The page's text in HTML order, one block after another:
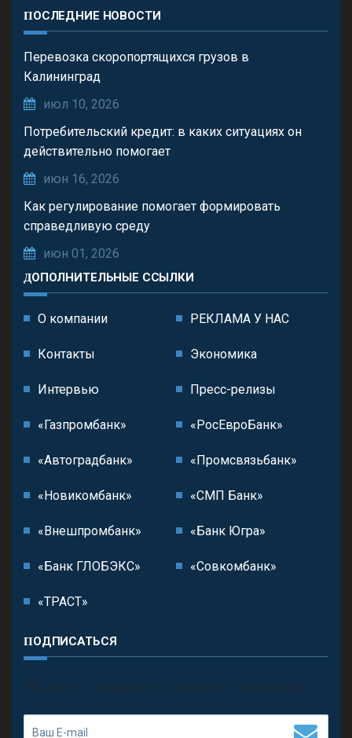
ПОСЛЕДНИЕ НОВОСТИ
Перевозка скоропортящихся грузов в
Калининград
июл 10, 2026
Потребительский кредит: в каких ситуациях он
действительно помогает
июн 16, 2026
Как регулирование помогает формировать
справедливую среду
июн 01, 2026
ДОПОЛНИТЕЛЬНЫЕ ССЫЛКИ
О компании РЕКЛАМА У НАС
Контакты Экономика
Интервью Пресс-релизы
«Газпромбанк» «РосЕвроБанк»
«Автоградбанк» «Промсвязьбанк»
«Новикомбанк» «СМП Банк»
«Внешпромбанк» «Банк Югра»
«Банк ГЛОБЭКС» «Совкомбанк»
«ТРАСТ»
ПОДПИСАТЬСЯ
П олучить последние обновления и предложения.